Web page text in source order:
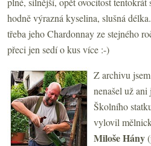
hodně výrazná kyselina, slušná
třeba jeho Chardonnay ze stejného
přeci jen sedí o kus více :-)
Z archivu
nenašel už
Školního
vylovil
Miloše Hány